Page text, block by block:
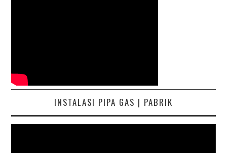
INSTALASI PIPA GAS | PABRIK